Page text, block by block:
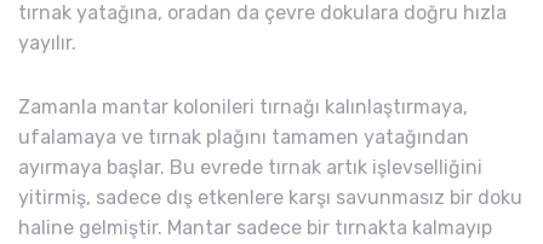
tırnak yatağına, oradan da çevre dokulara doğru hızla
yayılır.
Zamanla mantar kolonileri tırnağı kalınlaştırmaya,
ufalamaya ve tırnak plağını tamamen yatağından
ayırmaya başlar. Bu evrede tırnak artık işlevselliğini
yitirmiş, sadece dış etkenlere karşı savunmasız bir doku
haline gelmiştir. Mantar sadece bir tırnakta kalmayıp